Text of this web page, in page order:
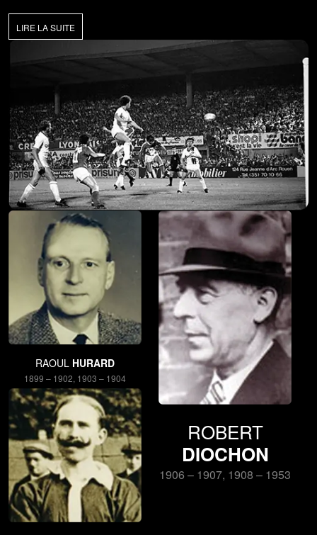
LIRE LA SUITE
RAOUL HURARD
1899 – 1902, 1903 – 1904
ROBERT
DIOCHON
1906 – 1907, 1908 – 1953